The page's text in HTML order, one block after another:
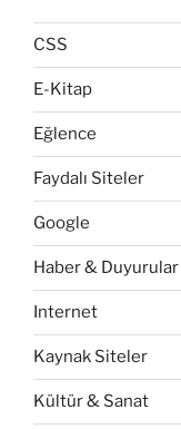
CSS
E-Kitap
Eğlence
Faydalı Siteler
Google
Haber & Duyurular
Internet
Kaynak Siteler
Kültür & Sanat